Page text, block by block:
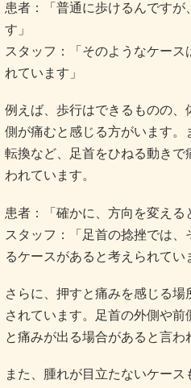
患者：「普通に歩けるんですが
す」
スタッフ：「そのようなケー
れています」
例えば、歩行はできるものの
側が痛むと感じる方がいます。
転換など、足首をひねる動き
われています。
患者：「確かに、方向を変える
スタッフ：「足首の捻挫では
るケースがあると考えられてい
さらに、押すと痛みを感じる場
されています。足首の外側や
と痛みが出る場合があると言わ
また、腫れが目立たないケー